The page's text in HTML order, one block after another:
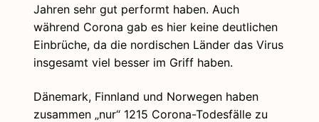
Jahren sehr gut performt haben. Auch
während Corona gab es hier keine deutlichen
Einbrüche, da die nordischen Länder das Virus
insgesamt viel besser im Griff haben.
Dänemark, Finnland und Norwegen haben
zusammen „nur“ 1215 Corona-Todesfälle zu